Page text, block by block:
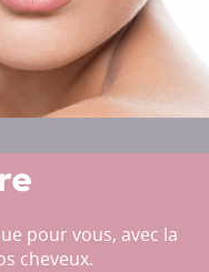
pour vous, avec la
cheveux.